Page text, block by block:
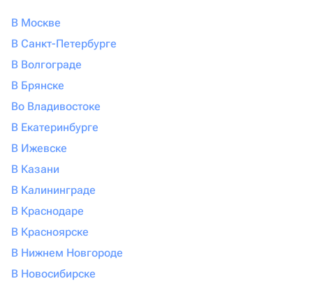
В Москве
В Санкт-Петербурге
В Волгограде
В Брянске
Во Владивостоке
В Екатеринбурге
В Ижевске
В Казани
В Калининграде
В Краснодаре
В Красноярске
В Нижнем Новгороде
В Новосибирске